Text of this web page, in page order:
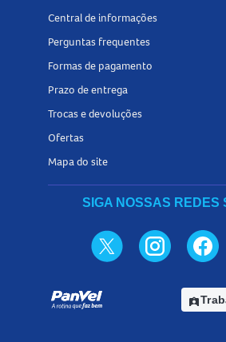
Central de informações
Perguntas frequentes
Formas de pagamento
Prazo de entrega
Trocas e devoluções
Ofertas
Mapa do site
SIGA NOSSAS REDES
assignment_ind